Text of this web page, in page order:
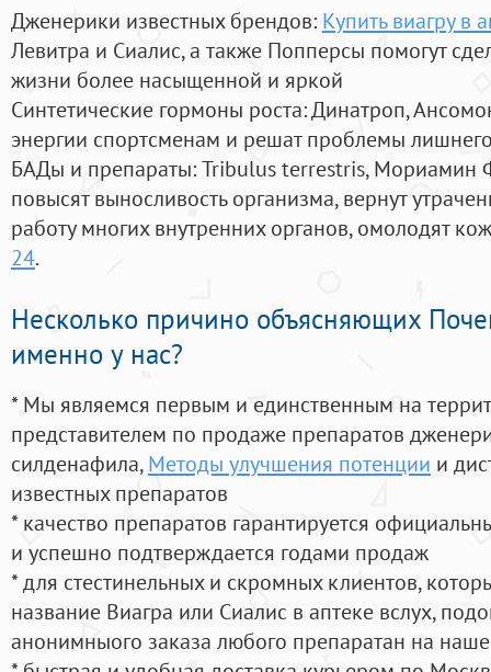
Дженерики известных брендов: Купить виагру в
Левитра и Сиалис, а также Попперсы помогут
жизни более насыщенной и яркой
Синтетические гормоны роста: Динатроп,
энергии спортсменам и решат проблемы
БАДы и препараты:Tribulus terrestris, Мориамин
повысят выносливость организма, вернут
работу многих внутренних органов, омолодят
24.
Несколько причино объясняющих
именно у нас?
* Мы являемся первым и единственным на
представителем по продаже препаратов
силденафила, Методы улучшения потенции и
известных препаратов
* качество препаратов гарантируется
и успешно подтверждается годами продаж
* для стестинельных и скромных клиентов,
название Виагра или Сиалис в аптеке вслух,
анонимныого заказа любого препаратан на